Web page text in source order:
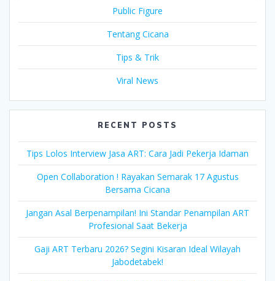
Public Figure
Tentang Cicana
Tips & Trik
Viral News
RECENT POSTS
Tips Lolos Interview Jasa ART: Cara Jadi Pekerja Idaman
Open Collaboration ! Rayakan Semarak 17 Agustus
Bersama Cicana
Jangan Asal Berpenampilan! Ini Standar Penampilan ART
Profesional Saat Bekerja
Gaji ART Terbaru 2026? Segini Kisaran Ideal Wilayah
Jabodetabek!